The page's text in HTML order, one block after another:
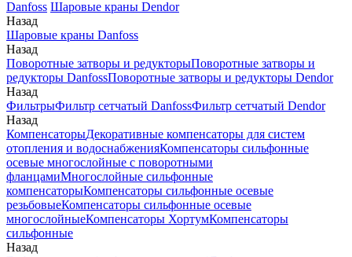
Danfoss Шаровые краны Dendor
Назад
Шаровые краны Danfoss
Назад
Поворотные затворы и редукторыПоворотные затворы и
редукторы DanfossПоворотные затворы и редукторы Dendor
Назад
ФильтрыФильтр сетчатый DanfossФильтр сетчатый Dendor
Назад
КомпенсаторыДекоративные компенсаторы для систем
отопления и водоснабженияКомпенсаторы сильфонные
осевые многослойные с поворотными
фланцамиМногослойные сильфонные
компенсаторыКомпенсаторы сильфонные осевые
резьбовыеКомпенсаторы сильфонные осевые
многослойныеКомпенсаторы ХортумКомпенсаторы
сильфонные
Назад